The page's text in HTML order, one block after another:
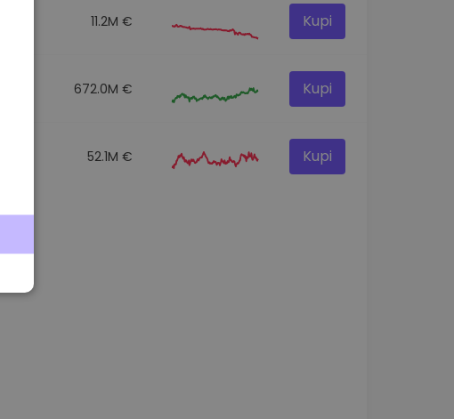
11.2M € Kupi
672.0M € Kupi
52.1M € Kupi